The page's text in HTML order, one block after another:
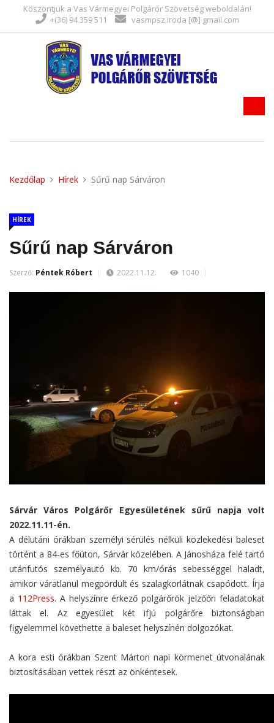
Köszöntjük a Vas Vármegyei Polgárőr Szövetség weboldalán!
+(36) 94 359 511
vasmpsz.iroda [@] gmail.com
Kezdőlap Hírek Sűrű nap Sárváron
HÍREK
Sűrű nap Sárváron
Szerző: Péntek Róbert 2022.11.12. 1040
Sárvár Város Polgárőr Egyesületének sűrű napja volt
2022.11.11-én.
A délutáni órákban személyi sérülés nélküli közlekedési baleset
történt a 84-es főúton, Sárvár közelében. A Jánosháza felé tartó
utánfutós személyautó kb. 70 km/órás sebességgel haladt,
amikor váratlanul megpördült és szalagkorlátnak csapódott. Írja
a 112Press. A helyszínre érkező polgárőrök jelzőőri feladatokat
láttak el. Az egyesület két ifjú polgárőre biztonságban
figyelemmel követhette a baleset helyszínén dolgozókat.
A kora esti órákban Szent Márton napi körmenet útvonalának
biztosításában vettek részt az önkéntesek.